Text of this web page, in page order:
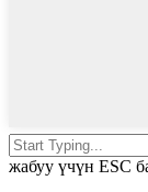
жабуу үчүн ESC